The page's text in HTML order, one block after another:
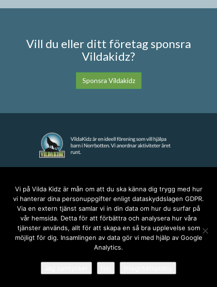
Vill du eller ditt företag sponsra
Vildakidz?
Sponsra Vildakidz
anna@vildakidz.se
076-7755068
Integritetspolicy
SOCIALA MEDIER
Vi på Vilda Kidz är mån om att du ska känna dig trygg med hur
vi hanterar dina personuppgifter enligt dataskyddslagen GDPR.
Via en extern tjänst samlar vi in din data om hur du surfar på
vår hemsida. Detta för att förbättra och analysera hur våra
tjänster används, allt för att skapa en så bra upplevelse som
möjligt för dig. Insamlingen av data gör vi med hjälp av Google
Analytics.